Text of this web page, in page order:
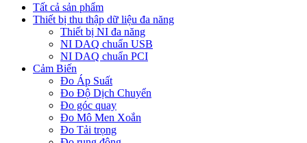
Tất cả sản phẩm
Thiết bị thu thập dữ liệu đa năng
Thiết bị NI đa năng
NI DAQ chuẩn USB
NI DAQ chuẩn PCI
Cảm Biến
Đo Áp Suất
Đo Độ Dịch Chuyển
Đo góc quay
Đo Mô Men Xoắn
Đo Tải trọng